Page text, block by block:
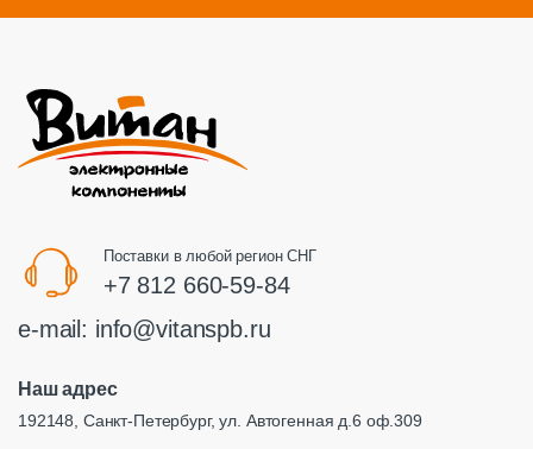
Поставки в любой регион СНГ
+7 812 660-59-84
e-mail: info@vitanspb.ru
Наш адрес
192148, Санкт-Петербург, ул. Автогенная д.6 оф.309